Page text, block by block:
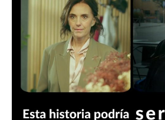
derechos
personas
sin